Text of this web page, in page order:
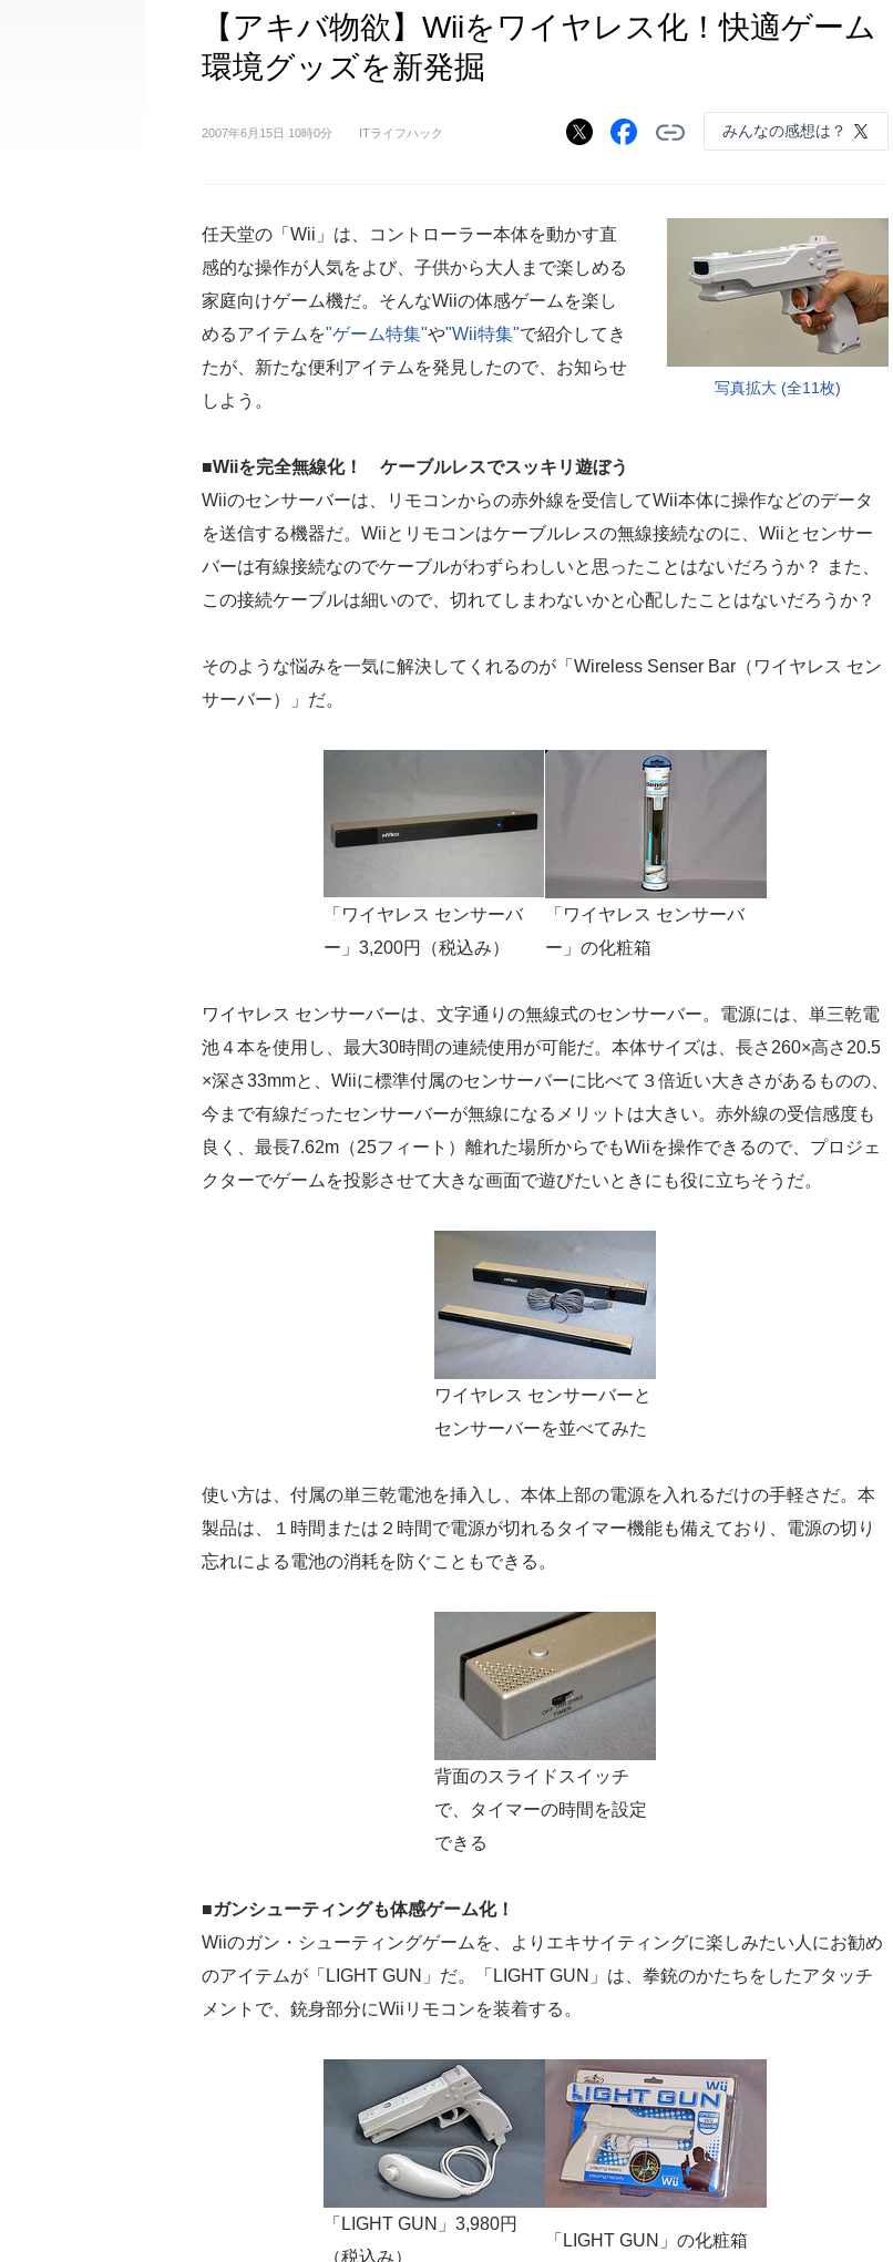
【アキバ物欲】Wiiをワイヤレス化！快適ゲーム
環境グッズを新発掘
2007年6月15日 10時0分 ITライフハック みんなの感想は？
写真拡大 (全11枚)
任天堂の「Wii」は、コントローラー本体を動かす直
感的な操作が人気をよび、子供から大人まで楽しめる
家庭向けゲーム機だ。そんなWiiの体感ゲームを楽し
めるアイテムを"ゲーム特集"や"Wii特集"で紹介してき
たが、新たな便利アイテムを発見したので、お知らせ
しよう。
■Wiiを完全無線化！ ケーブルレスでスッキリ遊ぼう
Wiiのセンサーバーは、リモコンからの赤外線を受信してWii本体に操作などのデータ
を送信する機器だ。Wiiとリモコンはケーブルレスの無線接続なのに、Wiiとセンサー
バーは有線接続なのでケーブルがわずらわしいと思ったことはないだろうか？ また、
この接続ケーブルは細いので、切れてしまわないかと心配したことはないだろうか？
そのような悩みを一気に解決してくれるのが「Wireless Senser Bar（ワイヤレス セン
サーバー）」だ。
「ワイヤレス センサーバ
ー」3,200円（税込み）
「ワイヤレス センサーバ
ー」の化粧箱
ワイヤレス センサーバーは、文字通りの無線式のセンサーバー。電源には、単三乾電
池４本を使用し、最大30時間の連続使用が可能だ。本体サイズは、長さ260×高さ20.5
×深さ33mmと、Wiiに標準付属のセンサーバーに比べて３倍近い大きさがあるものの、
今まで有線だったセンサーバーが無線になるメリットは大きい。赤外線の受信感度も
良く、最長7.62m（25フィート）離れた場所からでもWiiを操作できるので、プロジェ
クターでゲームを投影させて大きな画面で遊びたいときにも役に立ちそうだ。
ワイヤレス センサーバーと
センサーバーを並べてみた
使い方は、付属の単三乾電池を挿入し、本体上部の電源を入れるだけの手軽さだ。本
製品は、１時間または２時間で電源が切れるタイマー機能も備えており、電源の切り
忘れによる電池の消耗を防ぐこともできる。
背面のスライドスイッチ
で、タイマーの時間を設定
できる
■ガンシューティングも体感ゲーム化！
Wiiのガン・シューティングゲームを、よりエキサイティングに楽しみたい人にお勧め
のアイテムが「LIGHT GUN」だ。「LIGHT GUN」は、拳銃のかたちをしたアタッチ
メントで、銃身部分にWiiリモコンを装着する。
「LIGHT GUN」3,980円
（税込み）
「LIGHT GUN」の化粧箱